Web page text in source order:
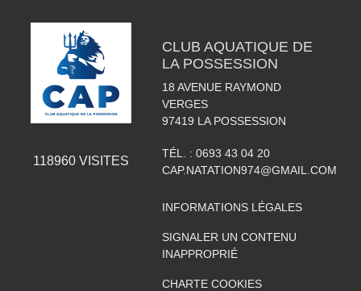
118960VISITES
CLUB AQUATIQUE DE
LA POSSESSION
18 AVENUE RAYMOND
VERGES
97419 LA POSSESSION
TÉL. : 0693 43 04 20
CAP.NATATION974@GMAIL.COM
INFORMATIONS LÉGALES
SIGNALER UN CONTENU
INAPPROPRIÉ
CHARTE COOKIES